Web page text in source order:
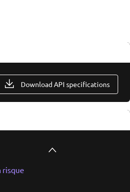
Download API specifications
risque